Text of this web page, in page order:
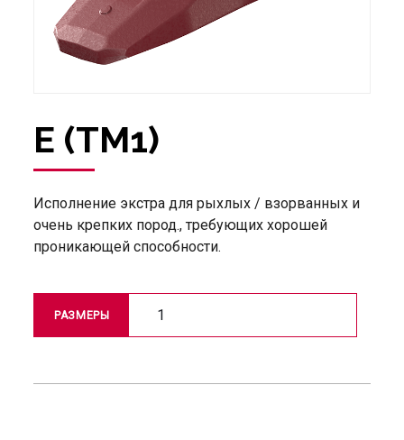
E (TM1)
Исполнение экстра для рыхлых / взорванных и
очень крепких пород., требующих хорошей
проникающей способности.
РАЗМЕРЫ 1